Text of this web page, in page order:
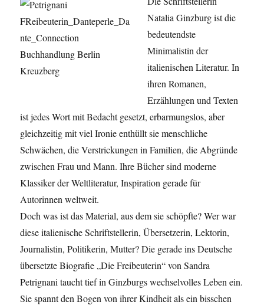
Natalia Ginzburg ist die
bedeutendste
Minimalistin der
italienischen Literatur. In
ihren Romanen,
Erzählungen und Texten
ist jedes Wort mit Bedacht gesetzt, erbarmungslos, aber
gleichzeitig mit viel Ironie enthüllt sie menschliche
Schwächen, die Verstrickungen in Familien, die Abgründe
zwischen Frau und Mann. Ihre Bücher sind moderne
Klassiker der Weltliteratur, Inspiration gerade für
Autorinnen weltweit.
Doch was ist das Material, aus dem sie schöpfte? Wer war
diese italienische Schriftstellerin, Übersetzerin, Lektorin,
Journalistin, Politikerin, Mutter? Die gerade ins Deutsche
übersetzte Biografie „Die Freibeuterin“ von Sandra
Petrignani taucht tief in Ginzburgs wechselvolles Leben ein.
Sie spannt den Bogen von ihrer Kindheit als ein bisschen